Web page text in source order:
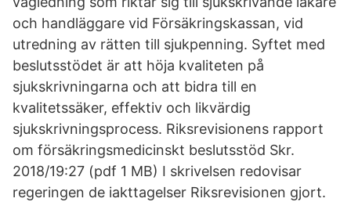
och handläggare vid Försäkringskassan, vid
utredning av rätten till sjukpenning. Syftet med
beslutsstödet är att höja kvaliteten på
sjukskrivningarna och att bidra till en
kvalitetssäker, effektiv och likvärdig
sjukskrivningsprocess. Riksrevisionens rapport
om försäkringsmedicinskt beslutsstöd Skr.
2018/19:27 (pdf 1 MB) I skrivelsen redovisar
regeringen de iakttagelser Riksrevisionen gjort.